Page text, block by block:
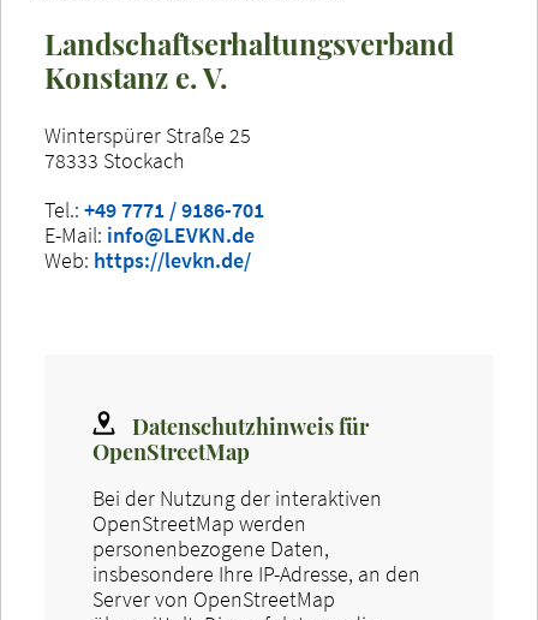
Landschaftserhaltungsverband
Konstanz e. V.
Winterspürer Straße 25
78333 Stockach
Tel.: +49 7771 / 9186-701
E-Mail: info@LEVKN.de
Web: https://levkn.de/
Datenschutzhinweis für
OpenStreetMap
Bei der Nutzung der interaktiven
OpenStreetMap werden
personenbezogene Daten,
insbesondere Ihre IP-Adresse, an den
Server von OpenStreetMap